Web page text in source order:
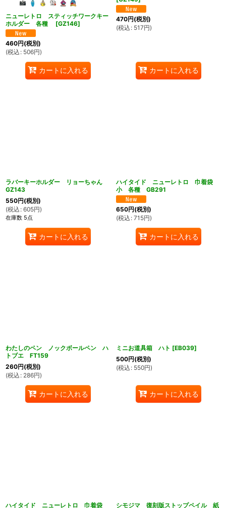
ニューレトロ スティッチワークキー
ホルダー 各種
[GZ146]
460円(税別)
(税込 : 506円)
カートに入れる
470円(税別)
(税込 : 517円)
カートに入れる
ラバーキーホルダー リョーちゃん
GZ143
550円(税別)
(税込 : 605円)
在庫数 5点
カートに入れる
ハイタイド ニューレトロ 巾着袋
小 各種 GB291
650円(税別)
(税込 : 715円)
カートに入れる
わたしのペン ノックボールペン ハ
トブエ FT159
260円(税別)
(税込 : 286円)
カートに入れる
ミニお道具箱 ハト [EB039]
500円(税別)
(税込 : 550円)
カートに入れる
ハイタイド ニューレトロ 巾着袋
シモジマ 復刻版ストップペイル 紙